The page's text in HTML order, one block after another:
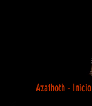
Azathoth - Inicio